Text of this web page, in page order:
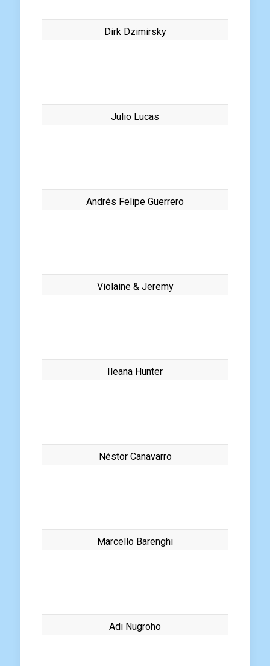
Dirk Dzimirsky
Julio Lucas
Andrés Felipe Guerrero
Violaine & Jeremy
Ileana Hunter
Néstor Canavarro
Marcello Barenghi
Adi Nugroho